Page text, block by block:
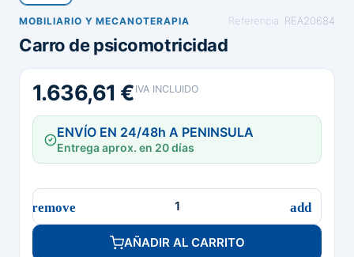
MOBILIARIO Y MECANOTERAPIA Referencia: REA20684
Carro de psicomotricidad
1.636,61 € IVA INCLUIDO
ENVÍO EN 24/48h A PENINSULA
Entrega aprox. en 20 días
AÑADIR AL CARRITO